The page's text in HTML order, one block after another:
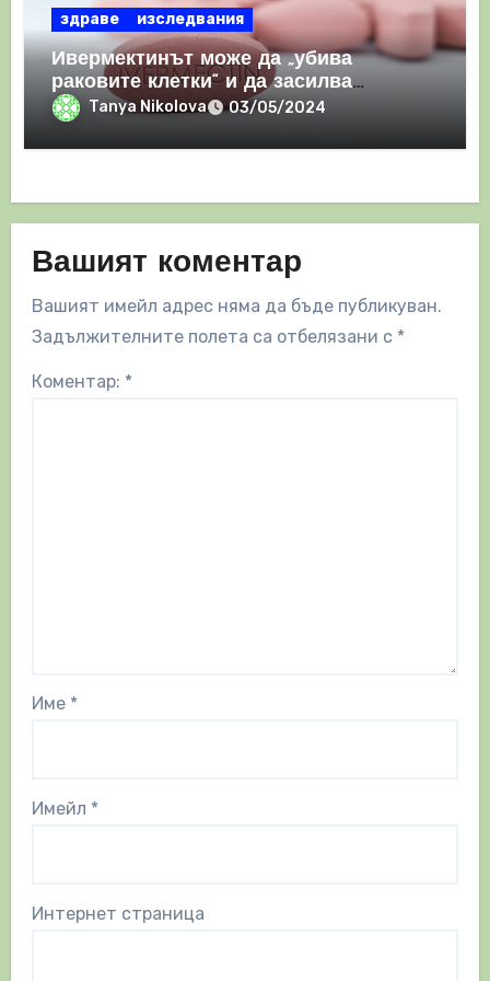
здраве изследвания
Ивермектинът може да „убива
раковите клетки“ и да засилва
имунния отговор
Tanya Nikolova 03/05/2024
Вашият коментар
Вашият имейл адрес няма да бъде публикуван.
Задължителните полета са отбелязани с *
Коментар: *
Име *
Имейл *
Интернет страница